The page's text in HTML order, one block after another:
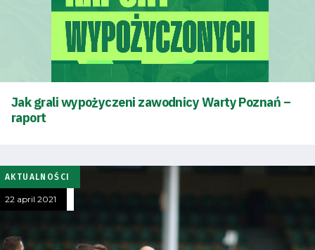
Jak grali wypożyczeni zawodnicy Warty Poznań –
raport
AKTUALNOŚCI
22 april 2021